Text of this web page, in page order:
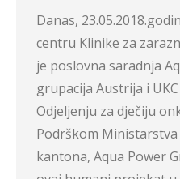
Danas,
centru Klinike za
je poslovna saradnja
grupacija Austrija i
Odjeljenju za dječiju
Podrškom
kantona, Aqua Power